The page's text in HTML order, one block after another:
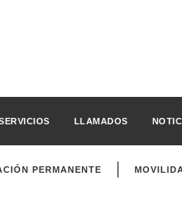
LLAMADOS
PERMANENTE